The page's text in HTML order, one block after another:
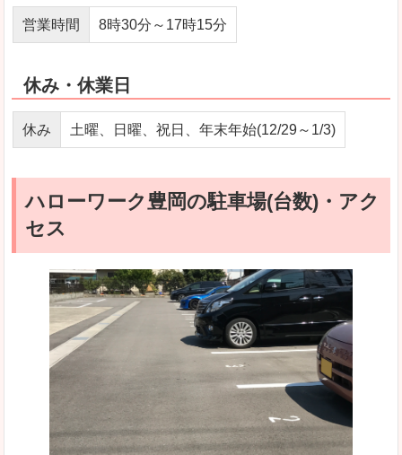
営業時間 8時30分～17時15分
休み・休業日
休み 土曜、日曜、祝日、年末年始(12/29～1/3)
ハローワーク豊岡の駐車場(台数)・アク
セス